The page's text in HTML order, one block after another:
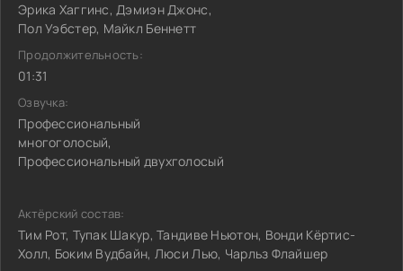
Эрика Хаггинс, Дэмиэн Джонс,
Пол Уэбстер, Майкл Беннетт
Продолжительность:
01:31
Озвучка:
Профессиональный
многоголосый,
Профессиональный двухголосый
Актёрский состав:
Тим Рот, Тупак Шакур, Тандиве Ньютон, Вонди Кёртис-
Холл, Боким Вудбайн, Люси Лью, Чарльз Флайшер